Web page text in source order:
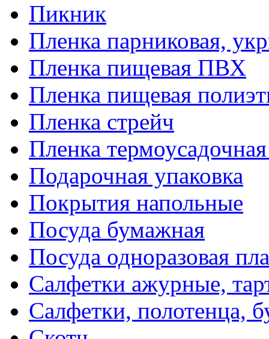
Пикник
Пленка парниковая,
Пленка пищевая ПВХ
Пленка пищевая
Пленка стрейч
Пленка
Подарочная упаковка
Покрытия напольные
Посуда бумажная
Посуда одноразовая
Салфетки ажурные,
Салфетки, полотенца,